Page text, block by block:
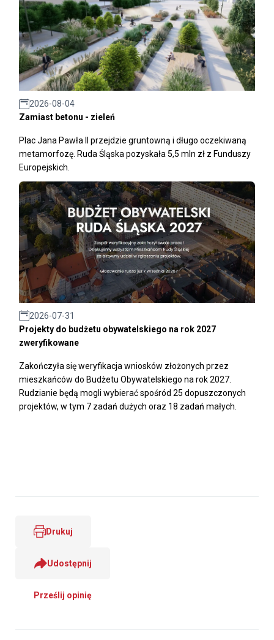
2026-08-04
Zamiast betonu - zieleń
Plac Jana Pawła II przejdzie gruntowną i długo oczekiwaną
metamorfozę. Ruda Śląska pozyskała 5,5 mln zł z Funduszy
Europejskich.
2026-07-31
Projekty do budżetu obywatelskiego na rok 2027
zweryfikowane
Zakończyła się weryfikacja wniosków złożonych przez
mieszkańców do Budżetu Obywatelskiego na rok 2027.
Rudzianie będą mogli wybierać spośród 25 dopuszczonych
projektów, w tym 7 zadań dużych oraz 18 zadań małych.
Drukuj
Udostępnij
Prześlij opinię